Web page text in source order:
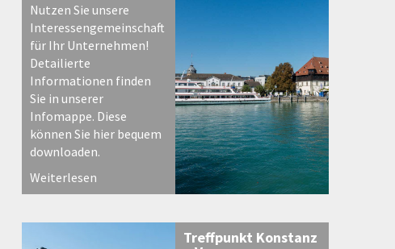
Nutzen Sie unsere
Interessengemeinschaft
für Ihr Unternehmen!
Detailierte
Informationen finden
Sie in unserer
Infomappe. Diese
können Sie hier bequem
downloaden.
Weiterlesen
Treffpunkt Konstanz